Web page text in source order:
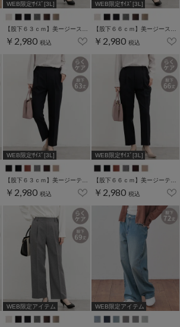
WEB限定ｻｲｽﾞ[3L]
【股下６３ｃｍ】美ージーストレート(股下63/66/69cm展開)
￥2,980 税込
WEB限定ｻｲｽﾞ[3L]
【股下６６ｃｍ】美ージーストレート(股下63/66/69cm展開)
￥2,980 税込
WEB限定ｻｲｽﾞ[3L]
￥2,980 税込
WEB限定ｻｲｽﾞ[3L]
￥2,980 税込
WEB限定アイテム WEB限定アイテム